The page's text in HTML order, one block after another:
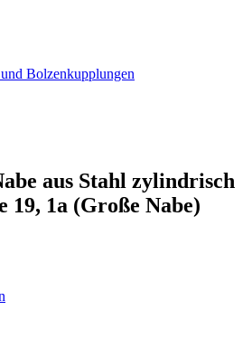
Bolzenkupplungen
aus Stahl zylindrisch
19, 1a (Große Nabe)